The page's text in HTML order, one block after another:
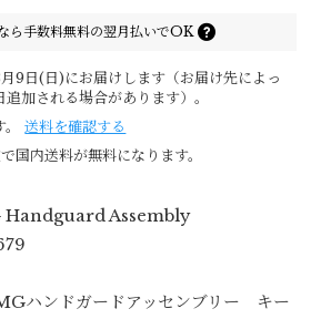
ら手数料無料の翌月払いでOK
9日(日)にお届けします（お届け先によっ
加される場合があります）。
送料を確認する
内送料が無料になります。
Handguard Assembly
ハンドガードアッセンブリー キー